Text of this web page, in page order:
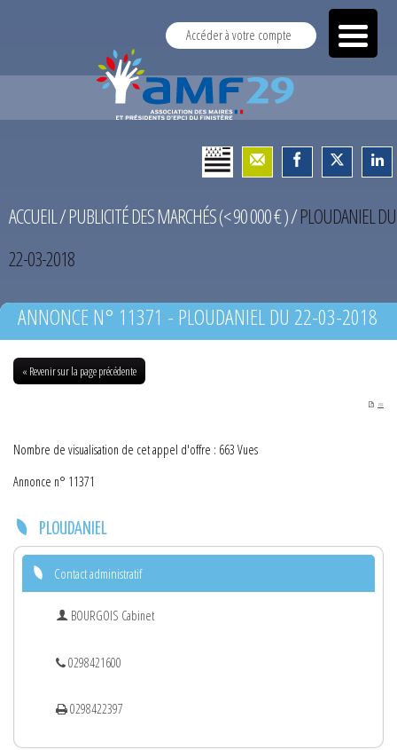
Accéder à votre compte
ACCUEIL/PUBLICITÉ DES MARCHÉS (< 90 000 € )/PLOUDANIEL DU
22-03-2018
ANNONCE N° 11371 - PLOUDANIEL DU 22-03-2018
« Revenir sur la page précédente
PDF
Nombre de visualisation de cet appel d'offre : 663 Vues
Annonce n° 11371
PLOUDANIEL
Contact administratif
BOURGOIS Cabinet
0298421600
0298422397